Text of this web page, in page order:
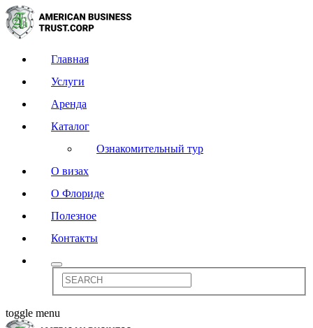
Главная
Услуги
Аренда
Каталог
Ознакомительный тур
О визах
О Флориде
Полезное
Контакты
toggle menu